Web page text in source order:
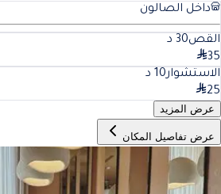
داخل الصالون
القص30 د
35
الاستشوار10 د
25
عرض المزيد
عرض تفاصيل المكان